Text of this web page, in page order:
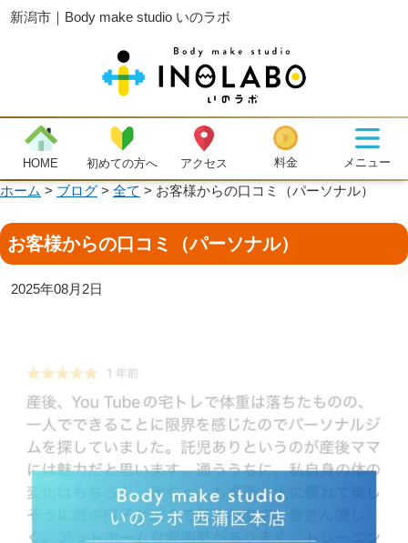
新潟市｜Body make studio いのラボ
HOME 初めての方へ アクセス 料金 メニュー
ホーム > ブログ> 全て > お客様からの口コミ（パーソナル）
お客様からの口コミ（パーソナル）
2025年08月2日